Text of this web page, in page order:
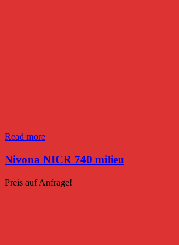
Read more
Nivona NICR 740 milieu
Preis auf Anfrage!